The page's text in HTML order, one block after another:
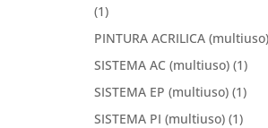
(1)
PINTURA ACRILICA (multiuso)
SISTEMA AC (multiuso) (1)
SISTEMA EP (multiuso) (1)
SISTEMA PI (multiuso) (1)